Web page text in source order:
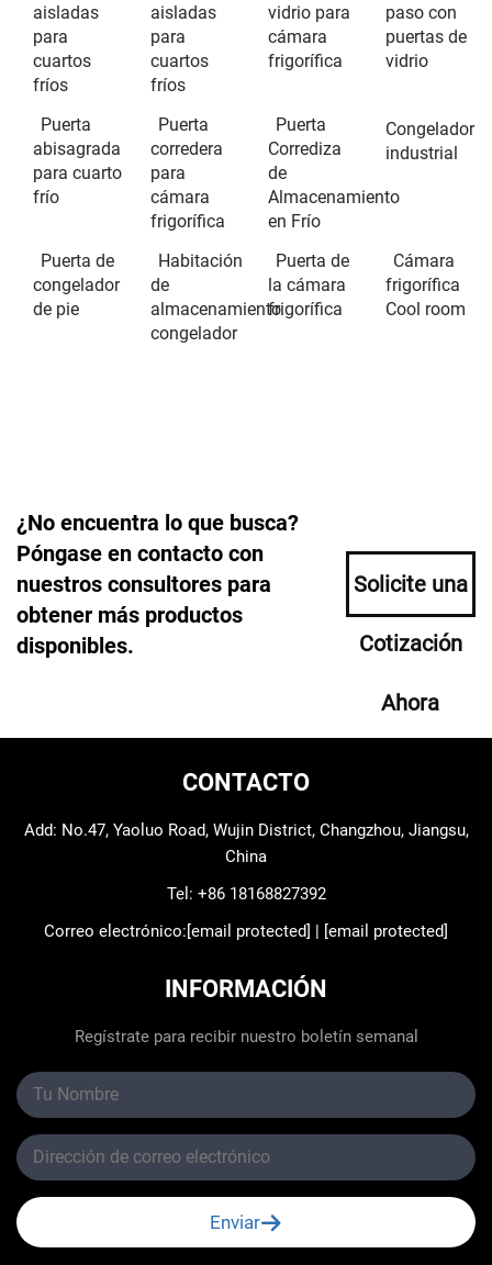
aisladas
para
cuartos
fríos
aisladas
para
cuartos
fríos
vidrio para
cámara
frigorífica
paso con
puertas de
vidrio
Puerta
abisagrada
para cuarto
frío
Puerta
corredera
para
cámara
frigorífica
Puerta
Corrediza
de
Almacenamiento
en Frío
Congelador
industrial
Puerta de
congelador
de pie
Habitación
de
almacenamiento
congelador
Puerta de
la cámara
frigorífica
Cámara
frigorífica
Cool room
¿No encuentra lo que busca?
Póngase en contacto con
nuestros consultores para
obtener más productos
disponibles.
Solicite una
Cotización
Ahora
CONTACTO
Add: No.47, Yaoluo Road, Wujin District, Changzhou, Jiangsu,
China
Tel: +86 18168827392
Correo electrónico:[email protected] | [email protected]
INFORMACIÓN
Regístrate para recibir nuestro boletín semanal
Enviar